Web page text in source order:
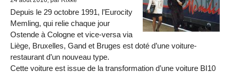
Depuis le 29 octobre 1991, l’Eurocity
Memling, qui relie chaque jour
Ostende à Cologne et vice-versa via
Liège, Bruxelles, Gand et Bruges est doté d’une voiture-
restaurant d’un nouveau type.
Cette voiture est issue de la transformation d’une voiture BI10